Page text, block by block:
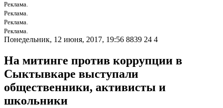
Реклама.
Реклама.
Реклама.
Реклама.
Понедельник, 12 июня, 2017, 19:56 8839 24 4
На митинге против коррупции в
Сыктывкаре выступали
общественники, активисты и
школьники